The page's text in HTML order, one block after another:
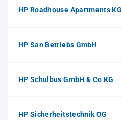
HP Roadhouse Apartments KG
HP San Betriebs GmbH
HP Schulbus GmbH & Co KG
HP Sicherheitstechnik OG